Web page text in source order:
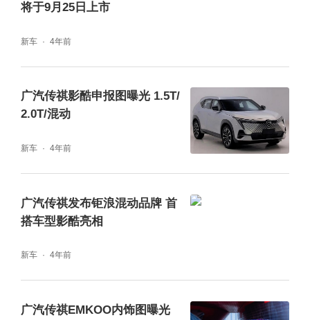
将于9月25日上市
新车 4年前
广汽传祺影酷申报图曝光 1.5T/
2.0T/混动
新车 4年前
广汽传祺发布钜浪混动品牌 首
搭车型影酷亮相
新车 4年前
广汽传祺EMKOO内饰图曝光